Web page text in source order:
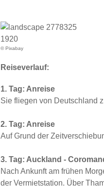
© Pixabay
Reiseverlauf:
1. Tag: Anreise
Sie fliegen von Deutschland
2. Tag: Anreise
Auf Grund der
3. Tag: Auckland -
Nach Ankunft am frühen
der Vermietstation. Über